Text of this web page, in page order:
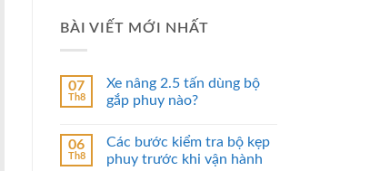
BÀI VIẾT MỚI NHẤT
07
Th8
Xe nâng 2.5 tấn dùng bộ
gắp phuy nào?
06
Th8
Các bước kiểm tra bộ kẹp
phuy trước khi vận hành